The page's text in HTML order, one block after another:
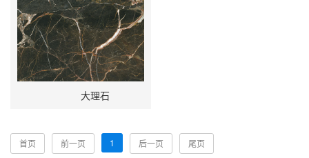
大理石
首页 前一页 1 后一页 尾页